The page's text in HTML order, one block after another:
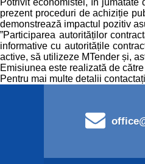
Potrivit economistei, în
prezent proceduri de achiziție
demonstrează impactul pozitiv
”Participarea autorităților
informative cu autoritățile
active, să utilizeze MTender și,
Emisiunea este realizată de
Pentru mai multe detalii